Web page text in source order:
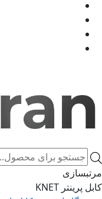
Products
search
مرتبسازی
کابل پرینتر KNET